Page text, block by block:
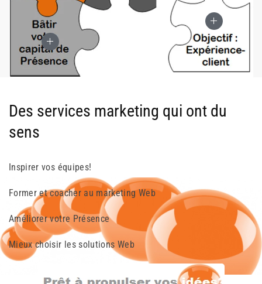
Des services marketing qui ont du
sens
Inspirer vos équipes!
Former et coacher au marketing Web
Améliorer votre Présence
Mieux choisir les solutions Web